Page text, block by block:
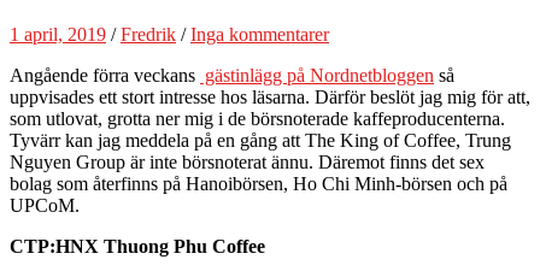
1 april, 2019 /Fredrik /Inga kommentarer
Angående förra veckans gästinlägg på Nordnetbloggen så
uppvisades ett stort intresse hos läsarna. Därför beslöt jag mig för att,
som utlovat, grotta ner mig i de börsnoterade kaffeproducenterna.
Tyvärr kan jag meddela på en gång att The King of Coffee, Trung
Nguyen Group är inte börsnoterat ännu. Däremot finns det sex
bolag som återfinns på Hanoibörsen, Ho Chi Minh-börsen och på
UPCoM.
CTP:HNX Thuong Phu Coffee